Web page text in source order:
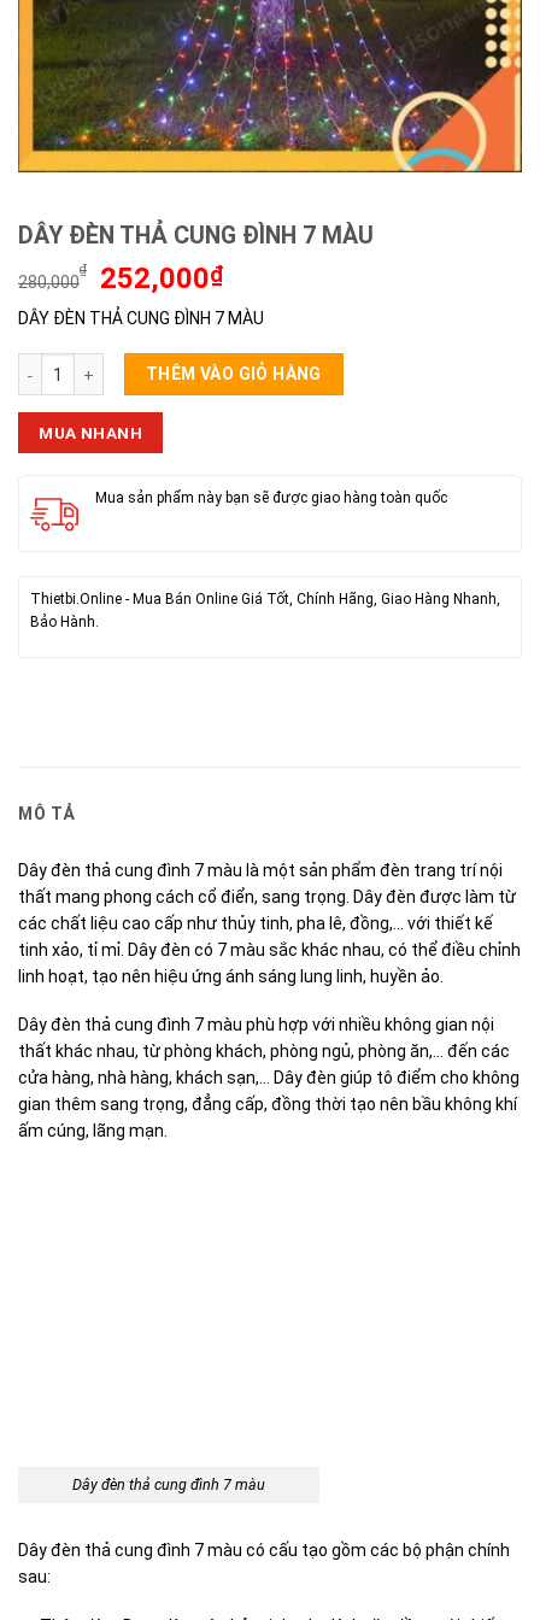
DÂY ĐÈN THẢ CUNG ĐÌNH 7 MÀU
280,000
₫
Giá
gốc
là:
280,000₫.
252,000₫Giá
tại
là:
252,000₫.
DÂY ĐÈN THẢ CUNG ĐÌNH 7 MÀU
DÂY ĐÈN THẢ CUNG ĐÌNH 7 MÀU số lượng
THÊM VÀO GIỎ HÀNG
MUA NHANH
Mua sản phẩm này bạn sẽ được giao hàng toàn quốc
Thietbi.Online - Mua Bán Online Giá Tốt, Chính Hãng, Giao Hàng Nhanh,
Bảo Hành.
MÔ TẢ
Dây đèn thả cung đình 7 màu là một sản phẩm đèn trang trí nội
thất mang phong cách cổ điển, sang trọng. Dây đèn được làm từ
các chất liệu cao cấp như thủy tinh, pha lê, đồng,… với thiết kế
tinh xảo, tỉ mỉ. Dây đèn có 7 màu sắc khác nhau, có thể điều chỉnh
linh hoạt, tạo nên hiệu ứng ánh sáng lung linh, huyền ảo.
Dây đèn thả cung đình 7 màu phù hợp với nhiều không gian nội
thất khác nhau, từ phòng khách, phòng ngủ, phòng ăn,… đến các
cửa hàng, nhà hàng, khách sạn,… Dây đèn giúp tô điểm cho không
gian thêm sang trọng, đẳng cấp, đồng thời tạo nên bầu không khí
ấm cúng, lãng mạn.
Dây đèn thả cung đình 7 màu
Dây đèn thả cung đình 7 màu có cấu tạo gồm các bộ phận chính
sau: